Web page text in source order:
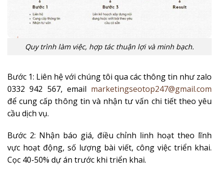
Quy trình làm việc, hợp tác thuận lợi và minh bạch.
Bước 1: Liên hệ với chúng tôi qua các thông tin như zalo
0332 942 567, email marketingseotop247@gmail.com
để cung cấp thông tin và nhận tư vấn chi tiết theo yêu
cầu dịch vụ.
Bước 2: Nhận báo giá, điều chỉnh linh hoạt theo lĩnh
vực hoạt động, số lượng bài viết, công việc triển khai.
Cọc 40-50% dự án trước khi triển khai.